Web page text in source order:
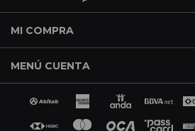
MI COMPRA
MENÚ CUENTA